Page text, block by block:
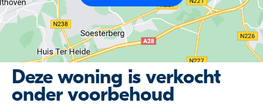
Deze woning is verkocht
onder voorbehoud